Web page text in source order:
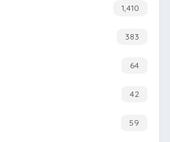
1,410
383
64
42
59